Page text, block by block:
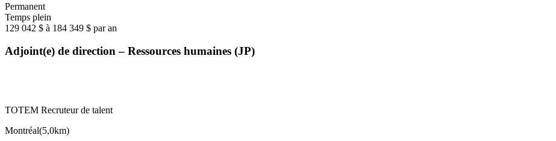
Permanent
Temps plein
129 042 $ à 184 349 $ par an
Adjoint(e) de direction – Ressources humaines (JP)
TOTEM Recruteur de talent
Montréal(5,0km)